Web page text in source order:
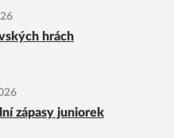
hrách
zápasy juniorek